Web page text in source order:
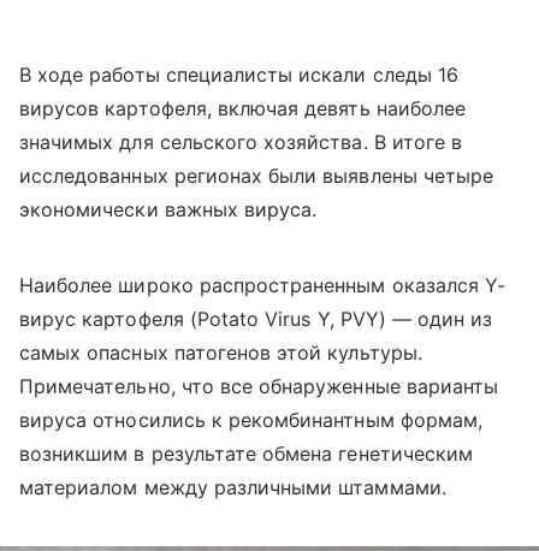
В ходе работы специалисты искали следы 16
вирусов картофеля, включая девять наиболее
значимых для сельского хозяйства. В итоге в
исследованных регионах были выявлены четыре
экономически важных вируса.
Наиболее широко распространенным оказался Y-
вирус картофеля (Potato Virus Y, PVY) — один из
самых опасных патогенов этой культуры.
Примечательно, что все обнаруженные варианты
вируса относились к рекомбинантным формам,
возникшим в результате обмена генетическим
материалом между различными штаммами.